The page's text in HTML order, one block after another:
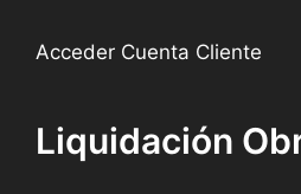
Acceder Cuenta Cliente
Liquidación